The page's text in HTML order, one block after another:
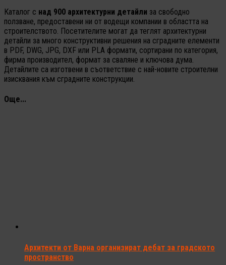
Каталог с над 900 архитектурни детайли за свободно
ползване, предоставени ни от водещи компании в областта на
строителството. Посетителите могат да теглят архитектурни
детайли за много конструктивни решения на сградните елементи
в PDF, DWG, JPG, DXF или PLA формати, сортирани по категория,
фирма производител, формат за сваляне и ключова дума.
Детайлите са изготвени в съответствие с най-новите строителни
изисквания към сградните конструкции.
Още...
Архитекти от Варна организират дебат за градското
пространство